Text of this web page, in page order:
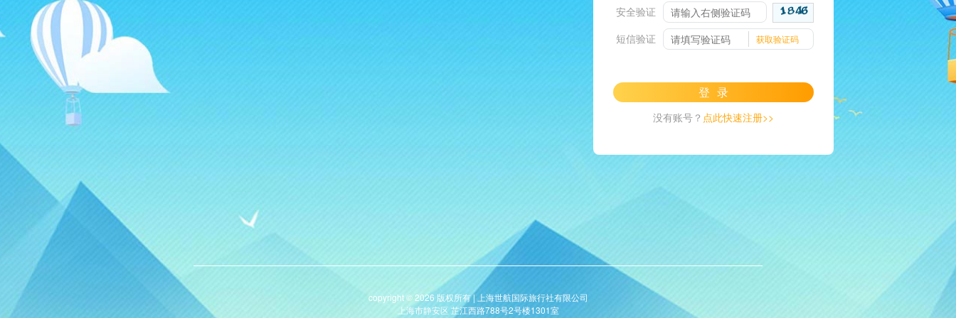
安全验证
短信验证
获取验证码
登录
没有账号？ 点此快速注册>>
copyright © 2026 版权所有 | 上海世航国际旅行社有限公司
上海市静安区 芷江西路788号2号楼1301室